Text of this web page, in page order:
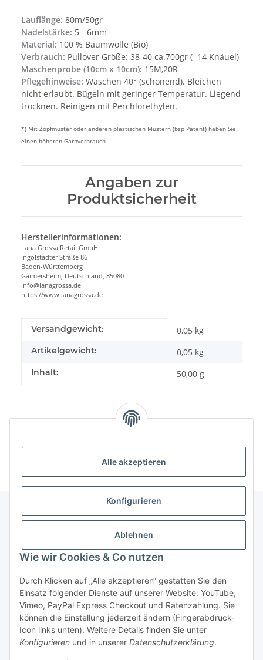
Alle akzeptieren
Konfigurieren
Ablehnen
Wie wir Cookies & Co nutzen
Durch Klicken auf „Alle akzeptieren“ gestatten Sie den
Einsatz folgender Dienste auf unserer Website: YouTube,
Vimeo, PayPal Express Checkout und Ratenzahlung. Sie
können die Einstellung jederzeit ändern (Fingerabdruck-
Icon links unten). Weitere Details finden Sie unter
Konfigurieren und in unserer Datenschutzerklärung.
Lauflänge: 80m/50gr
Nadelstärke: 5 - 6mm
Material: 100 % Baumwolle (Bio)
Verbrauch: Pullover Größe: 38-40 ca.700gr (=14 Knäuel)
Maschenprobe (10cm x 10cm): 15M,20R
Pflegehinweise: Waschen 40° (schonend). Bleichen
nicht erlaubt. Bügeln mit geringer Temperatur. Liegend
trocknen. Reinigen mit Perchlorethylen.
*) Mit Zopfmuster oder anderen plastischen Mustern (bsp Patent) haben Sie
einen höheren Garnverbrauch
Angaben zur
Produktsicherheit
Herstellerinformationen:
Lana Grossa Retail GmbH
Ingolstädter Straße 86
Baden-Württemberg
Gaimersheim, Deutschland, 85080
info@lanagrossa.de
https://www.lanagrossa.de
Produkteigenschaft
Wert
Versandgewicht: 0,05 kg
Artikelgewicht: 0,05 kg
Inhalt: 50,00 g
Gesetzliche Informationen
Vertrag widerrufen